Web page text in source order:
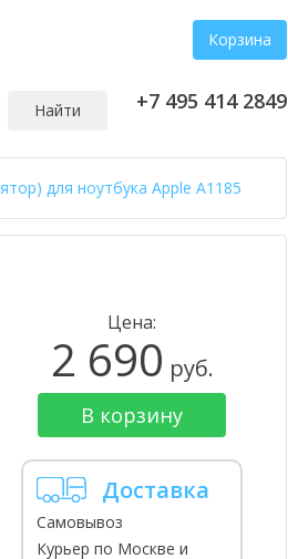
Корзина
Найти +7 495 414 2849
для ноутбука Apple A1185
Цена:
2 690 руб.
В корзину
Доставка
Самовывоз
Курьер по Москве и